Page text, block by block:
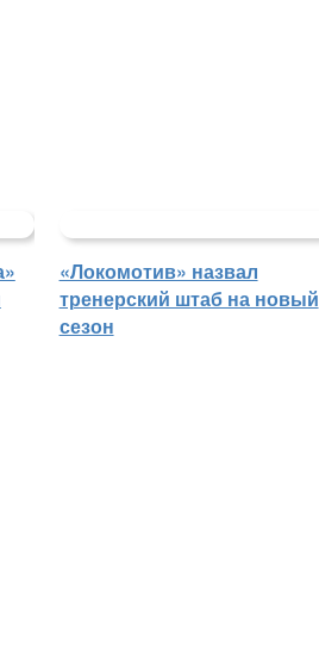
«Локомотив» назвал
тренерский штаб на новый
сезон